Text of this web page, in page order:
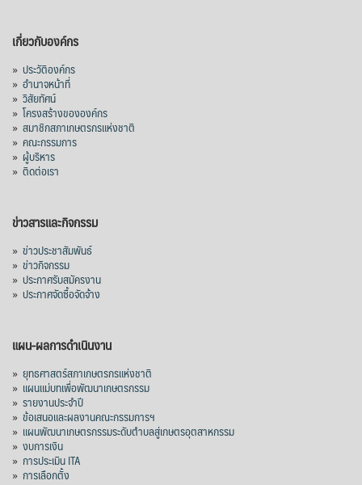
เกี่ยวกับองค์กร
» ประวัติองค์กร
» อำนาจหน้าที่
» วิสัยทัศน์
» โครงสร้างขององค์กร
» สมาชิกสภาเกษตรกรแห่งชาติ
» คณะกรรมการ
» ผู้บริหาร
» ติดต่อเรา
ข่าวสารและกิจกรรม
» ข่าวประชาสัมพันธ์
» ข่าวกิจกรรม
» ประกาศรับสมัครงาน
» ประกาศจัดซื้อจัดจ้าง
แผน-ผลการดำเนินงาน
» ยุทธศาสตร์สภาเกษตรกรแห่งชาติ
» แผนแม่บทเพื่อพัฒนาเกษตรกรรม
» รายงานประจำปี
» ข้อเสนอและผลงานคณะกรรมการฯ
» แผนพัฒนาเกษตรกรรมระดับตำบลสู่เกษตรอุตสาหกรรม
» งบการเงิน
» การประเมิน ITA
» การเลือกตั้ง